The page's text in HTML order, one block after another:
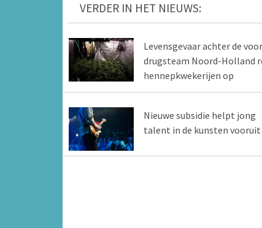
VERDER IN HET NIEUWS:
Levensgevaar achter de
drugsteam Noord-Holland
hennepkwekerijen op
Nieuwe subsidie helpt jong
talent in de kunsten vooruit